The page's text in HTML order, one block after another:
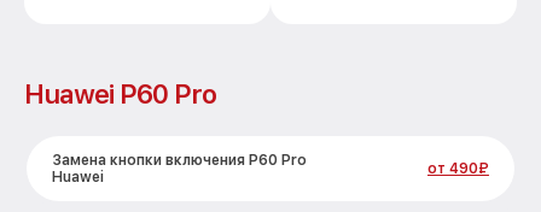
Huawei P60 Pro
Замена кнопки включения P60 Pro
Huawei
от 490₽